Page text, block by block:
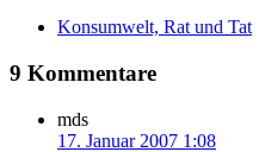
Konsumwelt, Rat und Tat
9 Kommentare
mds
17. Januar 2007 1:08